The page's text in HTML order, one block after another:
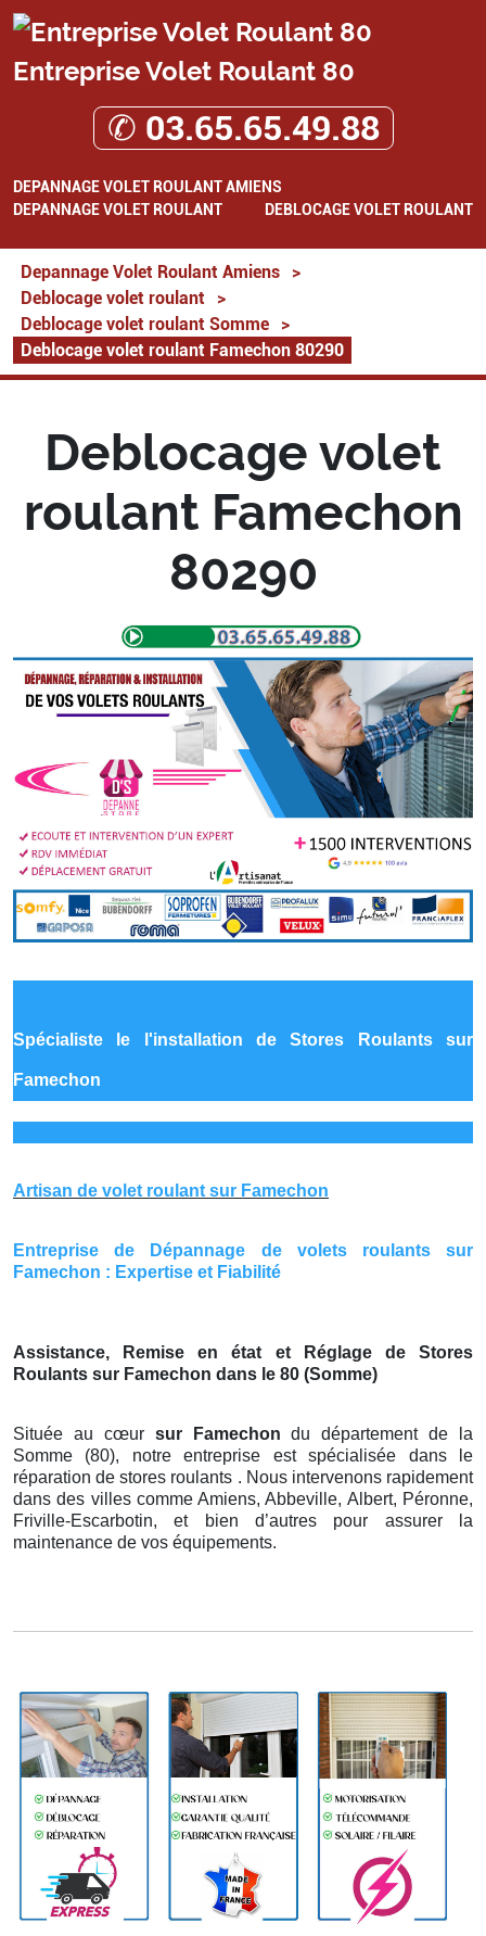
Entreprise Volet Roulant 80
✆ 03.65.65.49.88
DEPANNAGE VOLET ROULANT AMIENS
DEPANNAGE VOLET ROULANT
DEBLOCAGE VOLET ROULANT
Depannage Volet Roulant Amiens
>
Deblocage volet roulant
>
Deblocage volet roulant Somme
>
Deblocage volet roulant Famechon 80290
Deblocage volet
roulant Famechon
80290
Spécialiste le l'installation de Stores Roulants sur
Famechon
Artisan de volet roulant sur Famechon
Entreprise de Dépannage de volets roulants sur
Famechon : Expertise et Fiabilité
Assistance, Remise en état et Réglage de Stores
Roulants sur Famechon dans le 80 (Somme)
Située au cœur sur Famechondu département de la
Somme (80), notre entreprise est spécialisée dans le
réparation de stores roulants . Nous intervenons rapidement
dans des villes comme Amiens, Abbeville, Albert, Péronne,
Friville-Escarbotin, et bien d’autres pour assurer la
maintenance de vos équipements.